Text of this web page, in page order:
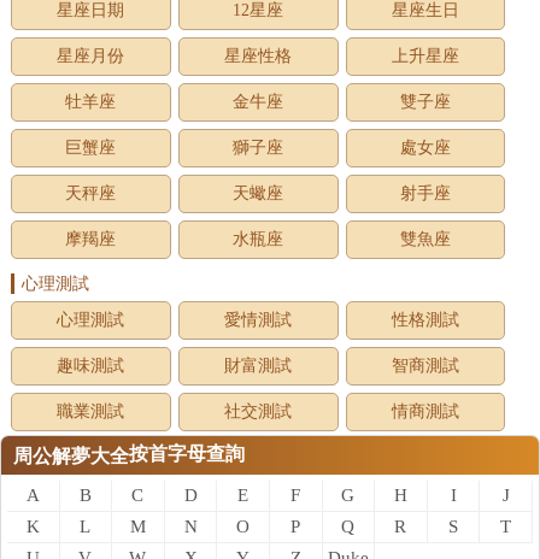
星座日期 12星座 星座生日
星座月份 星座性格 上升星座
牡羊座 金牛座 雙子座
巨蟹座 獅子座 處女座
天秤座 天蠍座 射手座
摩羯座 水瓶座 雙魚座
心理測試
心理測試
愛情測試 性格測試
趣味測試 財富測試 智商測試
職業測試 社交測試 情商測試
周公解夢大全按首字母查詢
A B C D E F G H I
J
K
L M N O P Q R S
T